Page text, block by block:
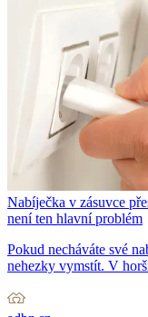
Nabíječka v zásuvce
není ten hlavní problém
Pokud necháváte své
nehezky vymstít. V